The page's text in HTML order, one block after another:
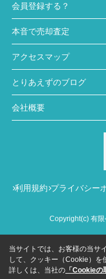
会員登録する？
本音で売却査定
アクセスマップ
とりあえずのブログ
会社概要
利用規約 プライバシー
Copyright(c) 有
当サイトでは、お客様の当サ
して、クッキー（Cookie）を
詳しくは、当社の 「Cookieの